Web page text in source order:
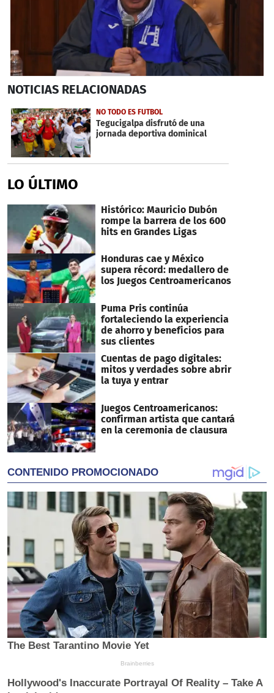
seconds
2
minutes,
31
seconds
NOTICIAS RELACIONADAS
NO TODO ES FUTBOL
Tegucigalpa disfrutó de una
jornada deportiva dominical
LO ÚLTIMO
Histórico: Mauricio Dubón
rompe la barrera de los 600
hits en Grandes Ligas
Honduras cae y México
supera récord: medallero de
los Juegos Centroamericanos
Puma Pris continúa
fortaleciendo la experiencia
de ahorro y beneficios para
sus clientes
Cuentas de pago digitales:
mitos y verdades sobre abrir
la tuya y entrar
Juegos Centroamericanos:
confirman artista que cantará
en la ceremonia de clausura